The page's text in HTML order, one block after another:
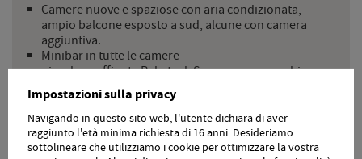
Camere nuove e spaziose con aria condizionata,
ampio balcone esposto a sud, alcune con camera
aggiuntiva.
Minibar in tutte le camere
piccola e raffinata Rebstock Spa con sauna, cabina a
infrarossi e sala relax
piscina a sfioro riscaldata di 16x6 m
Alto Adige Guest Pass tutto l'anno.
Impostazioni sulla privacy
Navigando in questo sito web, l'utente dichiara di aver
raggiunto l'età minima richiesta di 16 anni. Desideriamo
sottolineare che utilizziamo i cookie per ottimizzare la vostra